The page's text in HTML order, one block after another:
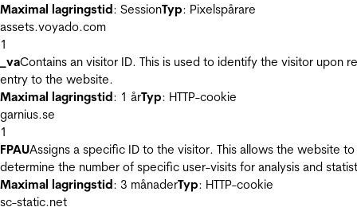
Maximal lagringstid: SessionTyp: Pixelspårare
assets.voyado.com
1
_vaContains an visitor ID. This is used to identify the visitor upon
entry to the website.
Maximal lagringstid: 1 årTyp: HTTP-cookie
garnius.se
1
FPAUAssigns a specific ID to the visitor. This allows the website to
determine the number of specific user-visits for analysis and
Maximal lagringstid: 3 månaderTyp: HTTP-cookie
sc-static.net